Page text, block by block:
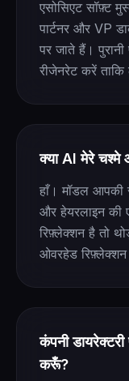
एसोसिएट सॉफ़्ट
पार्टनर और VP
पर जाते हैं।
रीजेनरेट करें
क्या AI मेरे चश्मे
हाँ। मॉडल आपकी
और हेयरलाइन की
रिफ़्लेक्शन है तो
ओवरहेड रिफ़्लेक्शन
कंपनी
करूँ?